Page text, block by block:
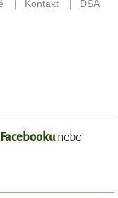
Facebookunebo